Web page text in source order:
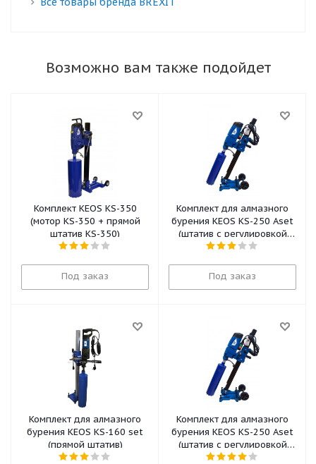
Возможно вам также подойдет
Комплект KEOS KS-350
(мотор KS-350 + прямой
штатив KS-350)
Под заказ
Комплект для алмазного
бурения KEOS KS-250 Aset
(штатив c регулировкой
угла)
Под заказ
Комплект для алмазного
бурения KEOS KS-160 set
(прямой штатив)
Комплект для алмазного
бурения KEOS KS-250 Aset
(штатив c регулировкой
угла)